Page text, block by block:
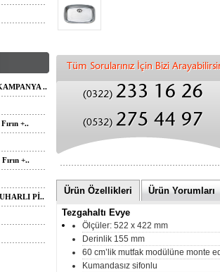
..
+..
+..
Pİ..
Ürün Özellikleri Ürün Yorumları
Tezgahaltı Evye
Ölçüler: 522 x 422 mm
Derinlik 155 mm
60 cm’lik mutfak modülüne monte
Kumandasız sifonlu